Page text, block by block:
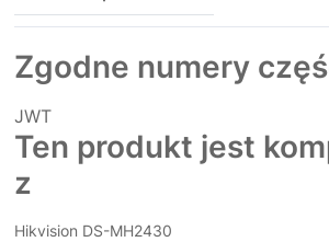
Zgodne numery
JWT
Ten produkt jest
z
Hikvision DS-MH2430